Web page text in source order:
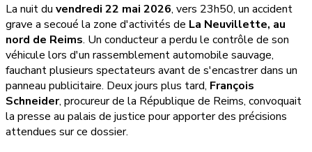
La nuit du vendredi 22 mai 2026, vers 23h50, un accident
grave a secoué la zone d'activités de La Neuvillette, au
nord de Reims. Un conducteur a perdu le contrôle de son
véhicule lors d'un rassemblement automobile sauvage,
fauchant plusieurs spectateurs avant de s'encastrer dans un
panneau publicitaire. Deux jours plus tard, François
Schneider, procureur de la République de Reims, convoquait
la presse au palais de justice pour apporter des précisions
attendues sur ce dossier.